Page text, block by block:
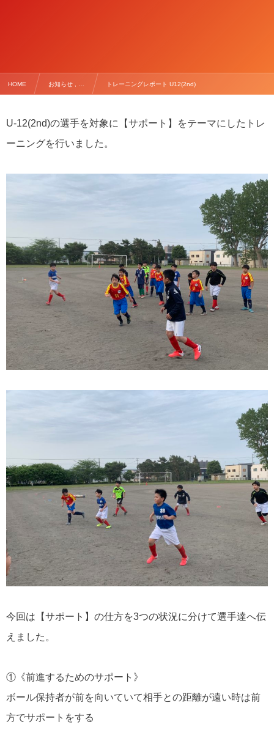
HOME お知らせ , … トレーニングレポート U12(2nd)
U-12(2nd)の選手を対象に【サポート】をテーマにしたトレ
ーニングを行いました。
今回は【サポート】の仕方を3つの状況に分けて選手達へ伝
えました。
①《前進するためのサポート》
ボール保持者が前を向いていて相手との距離が遠い時は前
方でサポートをする